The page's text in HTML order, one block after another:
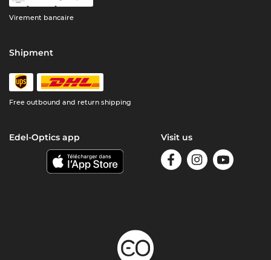
Virement bancaire
Shipment
Free outbound and return shipping
Edel-Optics app Visit us